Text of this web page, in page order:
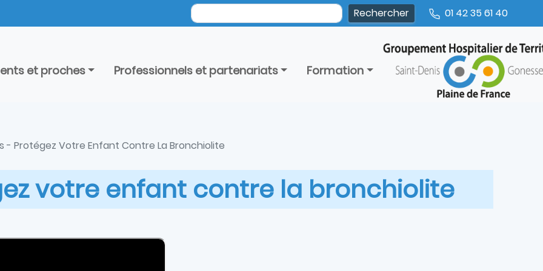
et proches Professionnels et partenariats Formation
01 42 35 61 40
- Protégez Votre Enfant Contre La Bronchiolite
votre enfant contre la bronchiolite